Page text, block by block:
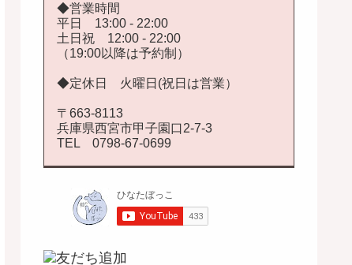
◆営業時間
平日 13:00 - 22:00
土日祝 12:00 - 22:00
（19:00以降は予約制）
◆定休日 火曜日(祝日は営業）
〒663-8113
兵庫県西宮市甲子園口2-7-3
TEL 0798-67-0699